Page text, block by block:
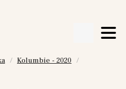
Kolumbie - 2020